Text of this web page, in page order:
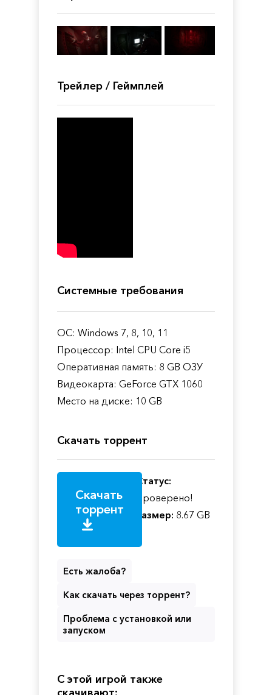
Трейлер / Геймплей
Системные требования
ОС: Windows 7, 8, 10, 11
Процессор: Intel CPU Core i5
Оперативная память: 8 GB ОЗУ
Видеокарта: GeForce GTX 1060
Место на диске: 10 GB
Скачать торрент
Скачать
торрент
Статус:
Проверено!
Размер: 8.67 GB
Есть жалоба?
Как скачать через торрент?
Проблема с установкой или
запуском
С этой игрой также